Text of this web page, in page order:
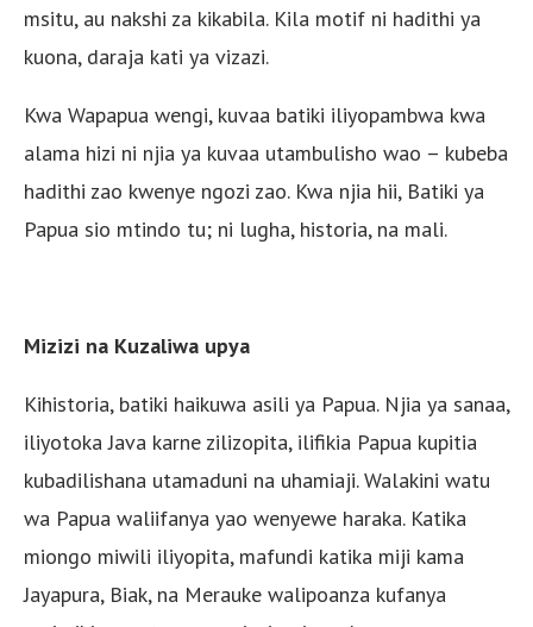
msitu, au nakshi za kikabila. Kila motif ni hadithi ya
kuona, daraja kati ya vizazi.
Kwa Wapapua wengi, kuvaa batiki iliyopambwa kwa
alama hizi ni njia ya kuvaa utambulisho wao – kubeba
hadithi zao kwenye ngozi zao. Kwa njia hii, Batiki ya
Papua sio mtindo tu; ni lugha, historia, na mali.
Mizizi na Kuzaliwa upya
Kihistoria, batiki haikuwa asili ya Papua. Njia ya sanaa,
iliyotoka Java karne zilizopita, ilifikia Papua kupitia
kubadilishana utamaduni na uhamiaji. Walakini watu
wa Papua waliifanya yao wenyewe haraka. Katika
miongo miwili iliyopita, mafundi katika miji kama
Jayapura, Biak, na Merauke walipoanza kufanya